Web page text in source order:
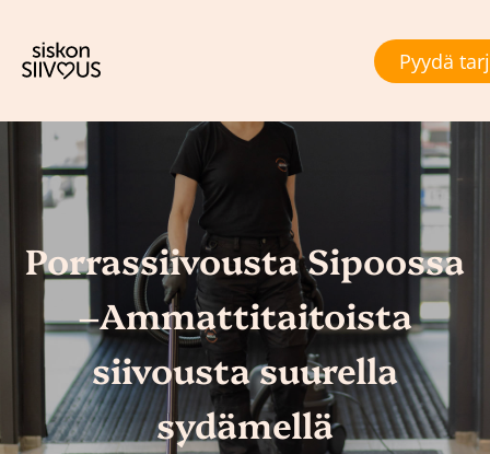
Pyydä
Porrassiivousta Sipoossa
–Ammattitaitoista
siivousta suurella
sydämellä